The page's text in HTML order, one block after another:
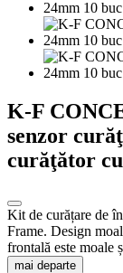
K-F
senzor
curăţător
Kit de curățare de
Frame. Design
frontală este moale
mai departe